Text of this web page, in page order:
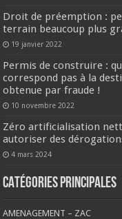
Droit de préemption :
terrain beaucoup plus
19 janvier 2022
Permis de construire :
correspond pas à la
obtenue par fraude !
10 novembre 2022
Zéro artificialisation
autoriser des
4 mars 2024
CATÉGORIES PRINCIPALES
AMENAGEMENT – ZAC